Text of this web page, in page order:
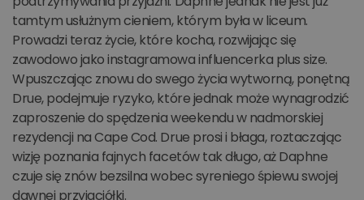
tamtym usłużnym cieniem, którym była w liceum.
Prowadzi teraz życie, które kocha, rozwijając się
zawodowo jako instagramowa influencerka plus size.
Wpuszczając znowu do swego życia wytworną, ponętną
Drue, podejmuje ryzyko, które jednak może wynagrodzić
zaproszenie do spędzenia weekendu w nadmorskiej
rezydencji na Cape Cod. Drue prosi i błaga, roztaczając
wizję poznania fajnych facetów tak długo, aż Daphne
czuje się znów bezsilna wobec syreniego śpiewu swojej
dawnej przyjaciółki.